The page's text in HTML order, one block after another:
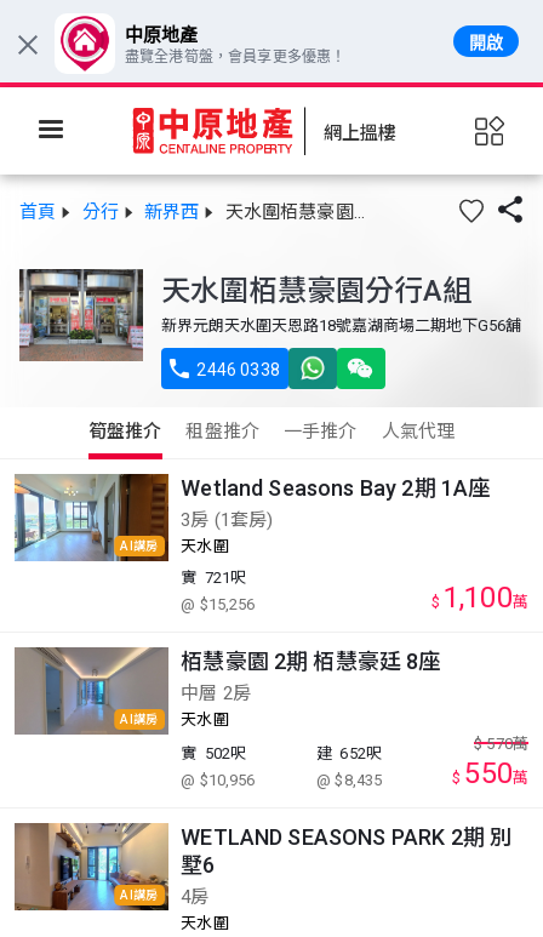
網上搵樓
首頁 分行 新界西 天水圍栢慧豪園分行A組 
天水圍栢慧豪園分行A組
新界元朗天水圍天恩路18號嘉湖商場二期地下G56舖
 2446 0338
筍盤推介 租盤推介 一手推介 人氣代理
AI講房
Wetland Seasons Bay 2期 1A座
3房 (1套房)
天水圍
實 721呎
@ $15,256
$ 1,100萬
AI講房
栢慧豪園 2期 栢慧豪廷 8座
中層 2房
天水圍
實 502呎
@ $10,956
建 652呎
@ $8,435
$ 570萬
$ 550萬
AI講房
WETLAND SEASONS PARK 2期 別
墅6
4房
天水圍
× 中原地產
盡覽全港筍盤，會員享更多優惠！
開啟